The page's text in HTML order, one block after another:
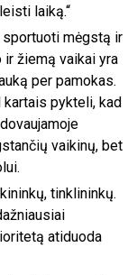
laiką.“
sportuoti mėgstą ir
ir žiemą vaikai yra
per pamokas.
pykteli, kad
vaikinų, bet
tinklininkų.
atiduoda